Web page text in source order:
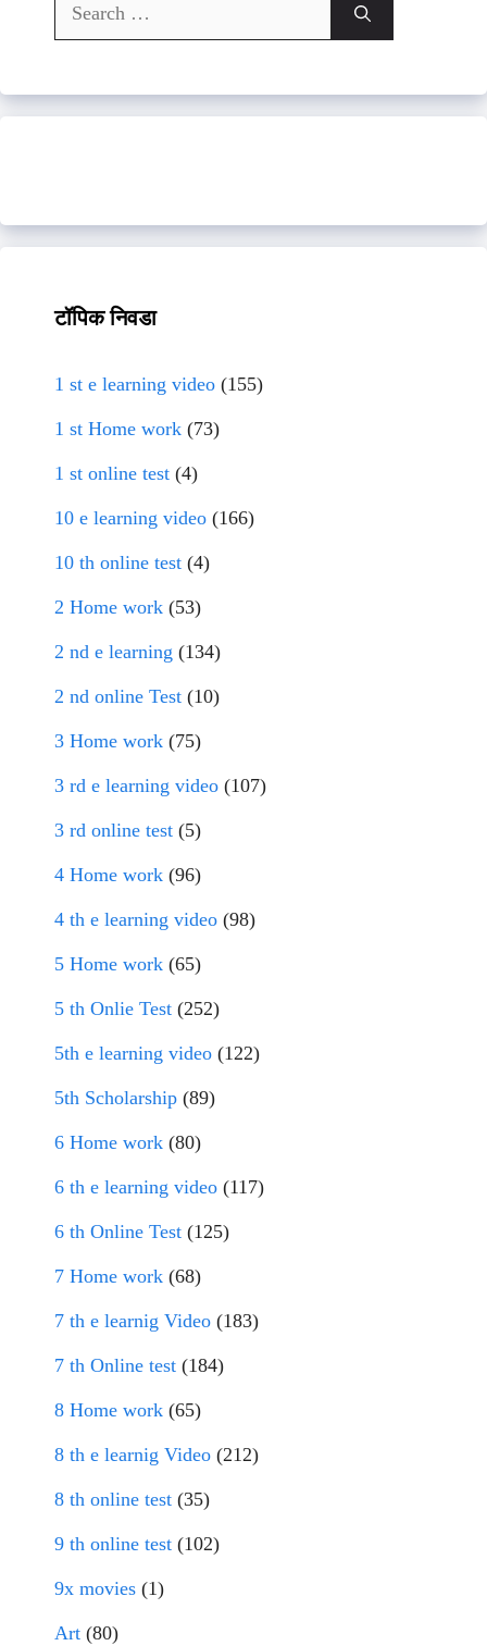
for:
टॉपिक निवडा
1 st e learning video (155)
1 st Home work (73)
1 st online test (4)
10 e learning video (166)
10 th online test (4)
2 Home work (53)
2 nd e learning (134)
2 nd online Test (10)
3 Home work (75)
3 rd e learning video (107)
3 rd online test (5)
4 Home work (96)
4 th e learning video (98)
5 Home work (65)
5 th Onlie Test (252)
5th e learning video (122)
5th Scholarship (89)
6 Home work (80)
6 th e learning video (117)
6 th Online Test (125)
7 Home work (68)
7 th e learnig Video (183)
7 th Online test (184)
8 Home work (65)
8 th e learnig Video (212)
8 th online test (35)
9 th online test (102)
9x movies (1)
Art (80)